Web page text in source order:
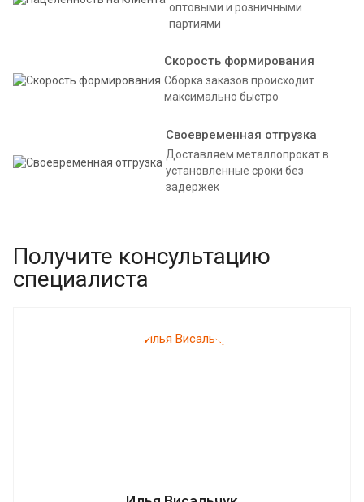
оптовыми и розничными
партиями
Скорость формирования
Сборка заказов происходит
максимально быстро
Своевременная отгрузка
Доставляем металлопрокат в
установленные сроки без
задержек
Получите консультацию
специалиста